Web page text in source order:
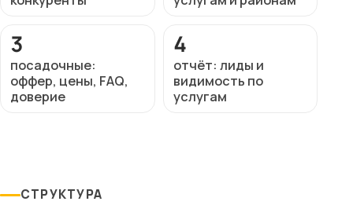
3
посадочные:
оффер, цены, FAQ,
доверие
4
отчёт: лиды и
видимость по
услугам
СТРУКТУРА